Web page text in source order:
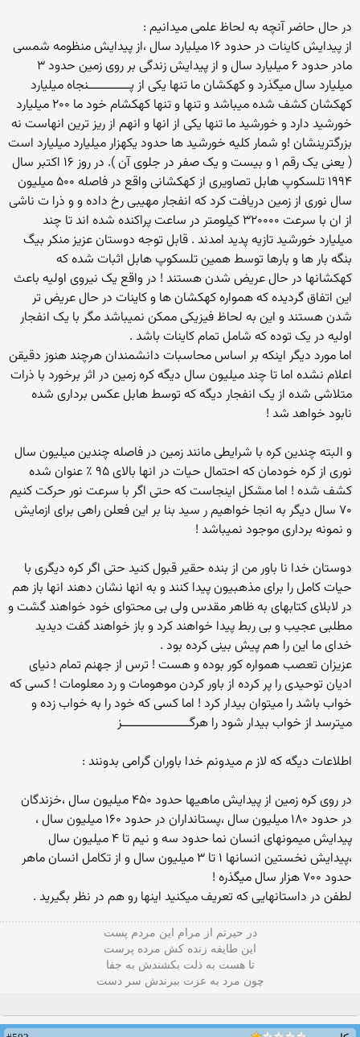
در حال حاضر آنچه به لحاظ علمی میدانیم :
از پیدایش کاینات در حدود ۱۶ میلیارد سال ،از پیدایش منظومه شمسی
مادر حدود ۶ میلیارد سال و از پیدایش زندگی بر روی زمین حدود ۳
میلیارد سال میگذرد و کهکشان ما تنها یکی از پـــــــــــــنجاه میلیارد
کهکشان کشف شده میباشد و تنها و تنها کهکشام خود ما ۲۰۰ میلیارد
خورشید دارد و خورشید ما تنها یکی از انها و انهم از ریز ترین انهاست نه
بزرگترینشان !و شمار کلیه خورشید ها حدود یکهزار میلیارد میلیارد است
( یعنی یک رقم ۱ و بیست و یک صفر در جلوی آن ). در روز ۱۶ اکتبر سال
۱۹۹۴ تلسکوپ هابل تصاویری از کهکشانی واقع در فاصله ۵۰۰ میلیون
سال نوری از زمین دریافت کرد که انفجار مهیبی رخ داده و و ذرا ت ناشی
از ان با سرعت ۳۲۰۰۰۰ کیلومتر در ساعت پراکنده شده اند تا چند
میلیارد خورشید تازیه پدید امدند . قابل توجه دوستان عزیز منکر بیگ
بنگه بار ها و بارها توسط همین تلسکوپ هابل اثبات شده که
کهکشانها در حال عریض شدن هستند ! در واقع یک نیروی اولیه باعث
این اتفاق گردیده که همواره کهکشان ها و کاینات در حال عریض تر
شدن هستند و این به لحاظ فیزیکی ممکن نمیباشد مگر با یک انفجار
اولیه در یک توده که شامل تمام کاینات باشد .
اما مورد دیگر اینکه بر اساس محاسبات دانشمندان هرچند هنوز دقیقن
اعلام نشده اما تا چند میلیون سال دیگه کره زمین در اثر برخورد با ذرات
متلاشی شده از یک انفجار دیگه که توسط هابل عکس برداری شده
نابود خواهد شد !
و البته چندین کره با شرایطی مانند زمین در فاصله چندین میلیون سال
نوری از کره خودمان که احتمال حیات در انها بالای ۹۵ ٪ عنوان شده
کشف شده ! اما مشکل اینجاست که حتی اگر با سرعت نور حرکت کنیم
۷۰ سال دیگر به انجا خواهیم ر سید بنا بر این فعلن راهی برای ازمایش
و نمونه برداری موجود نمیباشد !
دوستان خدا نا باور من از بنده حقیر قبول کنید حتی اگر کره دیگری با
حیات کامل را برای مذهبیون پیدا کنند و به انها نشان دهند انها باز هم
در لابلای کتابهای به ظاهر مقدس ولی بی محتوای خود خواهند گشت و
مطلبی عجیب و بی ربط پیدا خواهند کرد و باز خواهند گفت دیدید
خدای ما این را هم پیش بینی کرده بود .
عزیزان تعصب همواره کور بوده و هست ! ترس از جهنم تمام دنیای
ادیان توحیدی را پر کرده از باور کردن موهومات و رد معلومات ! کسی که
خواب باشد را میتوان بیدار کرد ! اما کسی که خود را به خواب زده و
میترسد از خواب بیدار شود را هرگـــــــــــــــــــــز
اطلاعات دیگه که لاز م میدونم خدا باوران گرامی بدونند :
در روی کره زمین از پیدایش ماهیها حدود ۴۵۰ میلیون سال ،خزندگان
در حدود ۱۸۰ میلیون سال ،پستانداران در حدود ۱۶۰ میلیون سال ،
پیدایش میمونهای انسان نما حدود سه و نیم تا ۴ میلیون سال
،پیدایش نخستین انسانها ۱ تا ۳ میلیون سال و از تکامل انسان ماهر
حدود ۷۰۰ هزار سال میگذره !
لطفن در داستانهایی که تعریف میکنید اینها رو هم در نظر بگیرید .
در حیرتم از مرام این مردم پست
این طایفه زنده کش مرده پرست
تا هست به ذلت بکشندش به جفا
چون مرد به عزت ببرندش سر دست